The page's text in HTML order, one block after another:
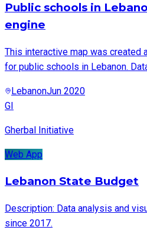
Public schools in
engine
This interactive map was created
for public schools in Lebanon.
LebanonJun 2020
GI
Gherbal Initiative
Web App
Lebanon State Budget
Description: Data analysis and
since 2017.